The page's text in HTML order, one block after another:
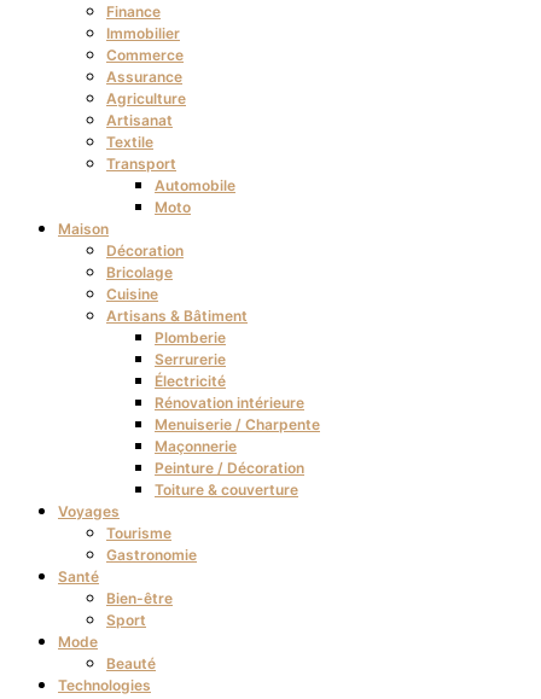
Finance
Immobilier
Commerce
Assurance
Agriculture
Artisanat
Textile
Transport
Automobile
Moto
Maison
Décoration
Bricolage
Cuisine
Artisans & Bâtiment
Plomberie
Serrurerie
Électricité
Rénovation intérieure
Menuiserie / Charpente
Maçonnerie
Peinture / Décoration
Toiture & couverture
Voyages
Tourisme
Gastronomie
Santé
Bien-être
Sport
Mode
Beauté
Technologies